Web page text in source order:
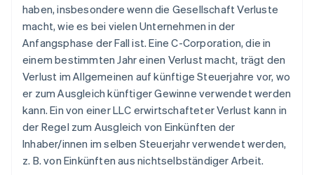
haben, insbesondere wenn die Gesellschaft Verluste
macht, wie es bei vielen Unternehmen in der
Anfangsphase der Fall ist. Eine C-Corporation, die in
einem bestimmten Jahr einen Verlust macht, trägt den
Verlust im Allgemeinen auf künftige Steuerjahre vor, wo
er zum Ausgleich künftiger Gewinne verwendet werden
kann. Ein von einer LLC erwirtschafteter Verlust kann in
der Regel zum Ausgleich von Einkünften der
Inhaber/innen im selben Steuerjahr verwendet werden,
z. B. von Einkünften aus nichtselbständiger Arbeit.